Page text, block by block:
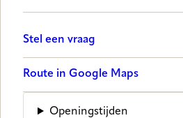
Stel een vraag
Route in Google Maps
Openingstijden